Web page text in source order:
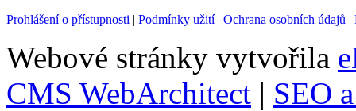
Prohlášení o přístupnosti | Podmínky užití| Ochrana osobních údajů |
Webové stránky vytvořila
CMS WebArchitect | SEO